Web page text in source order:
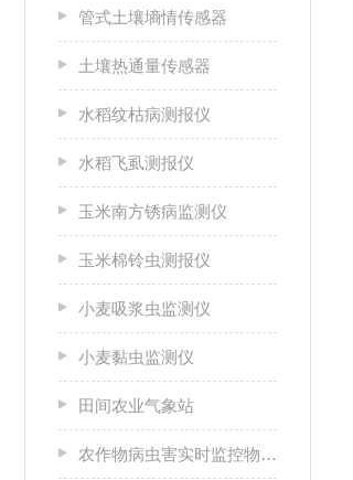
管式土壤墒情传感器
土壤热通量传感器
水稻纹枯病测报仪
水稻飞虱测报仪
玉米南方锈病监测仪
玉米棉铃虫测报仪
小麦吸浆虫监测仪
小麦黏虫监测仪
田间农业气象站
农作物病虫害实时监控物联网设备